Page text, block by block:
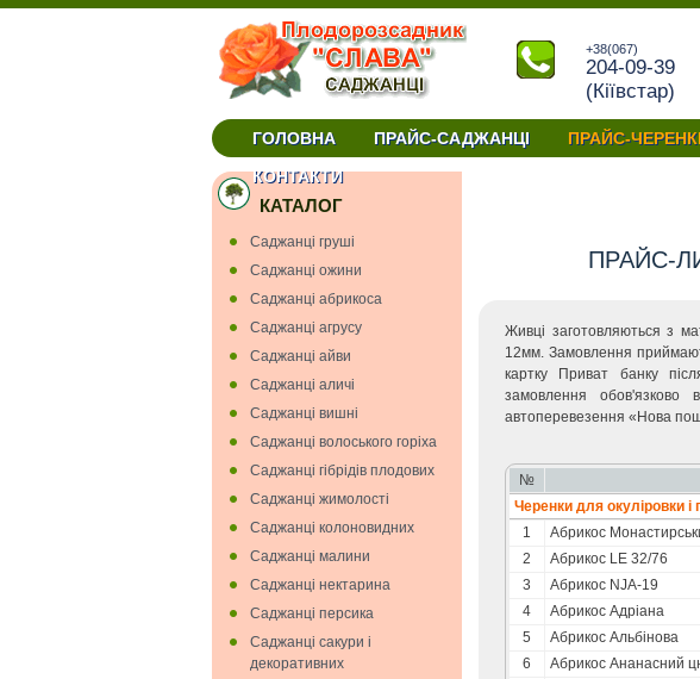
+38(067)
204-09-39
(Кiївстар)
окуліровки та прививки купити черенки Україна
ГОЛОВНА ПРАЙС-САДЖАНЦІ ПРАЙС-
КОНТАКТИ
ПРАЙС-
Живці заготовляються з
12мм. Замовлення
картку Приват банку
замовлення
автоперевезення «Нова
№
Черенки для окулiровки i
1
Абрикоc
2 Абрикос LE 32/76
3 Абрикос NJA-19
4 Абрикос Адріана
5 Абрикос Альбінова
6 Абрикос Ананасний
КАТАЛОГ
Cаджанці грушi
Cаджанці ожини
Саджанці абрикоса
Саджанці агрусу
Саджанці айви
Саджанці аличі
Саджанці вишнi
Саджанці волоського горіха
Саджанці гiбрiдiв плодових
Саджанці жимолості
Саджанці колоновидних
Саджанці малини
Саджанці нектарина
Саджанці персика
Саджанці сакури і
декоративних